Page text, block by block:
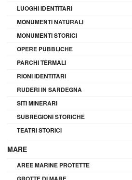
LUOGHI IDENTITARI
MONUMENTI NATURALI
MONUMENTI STORICI
OPERE PUBBLICHE
PARCHI TERMALI
RIONI IDENTITARI
RUDERI IN SARDEGNA
SITI MINERARI
SUBREGIONI STORICHE
TEATRI STORICI
MARE
AREE MARINE PROTETTE